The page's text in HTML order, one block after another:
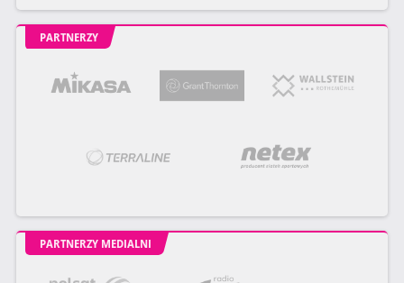
PARTNERZY
PARTNERZY MEDIALNI